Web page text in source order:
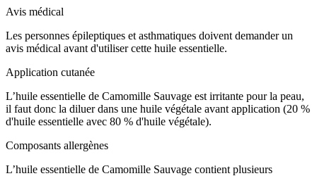
Avis médical
Les personnes épileptiques et asthmatiques doivent demander un
avis médical avant d'utiliser cette huile essentielle.
Application cutanée
L’huile essentielle de Camomille Sauvage est irritante pour la peau,
il faut donc la diluer dans une huile végétale avant application (20 %
d'huile essentielle avec 80 % d'huile végétale).
Composants allergènes
L’huile essentielle de Camomille Sauvage contient plusieurs